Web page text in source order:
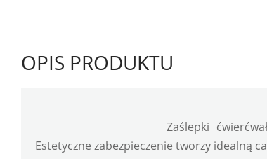
OPIS PRODUKTU
Zaślepki
Estetyczne zabezpieczenie tworzy idealną